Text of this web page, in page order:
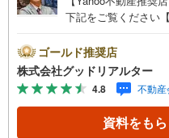
下記をご覧ください
介です。投資用マン
空室リスクです。利
いてしまえば、絵に
ご紹介するマンショ
ろんのこと、エリ
貸営業経験スタッフ
ゴールド推奨店
株式会社グッドリアルター
4.8 不動
資料をもら